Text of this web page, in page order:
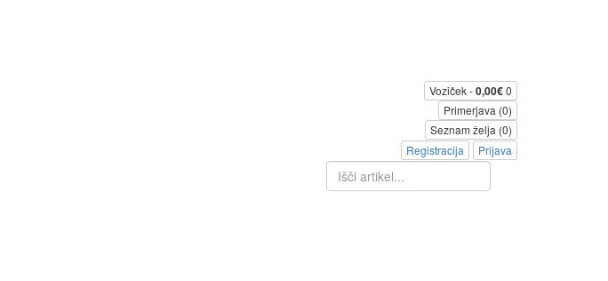
Voziček -0,00€0
Primerjava (0)
Seznam želja (0)
Registracija
Prijava